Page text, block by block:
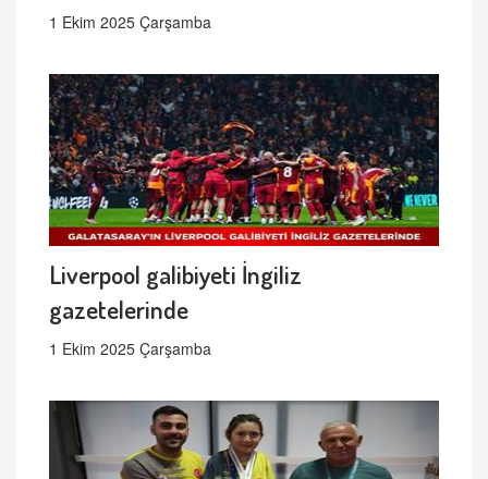
1 Ekim 2025 Çarşamba
Liverpool galibiyeti İngiliz
gazetelerinde
1 Ekim 2025 Çarşamba